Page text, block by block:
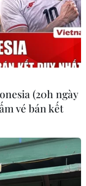
Tây tạo ra đối
(20h ngày
vé bán kết